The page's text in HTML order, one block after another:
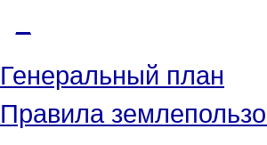
Генеральный план
Правила